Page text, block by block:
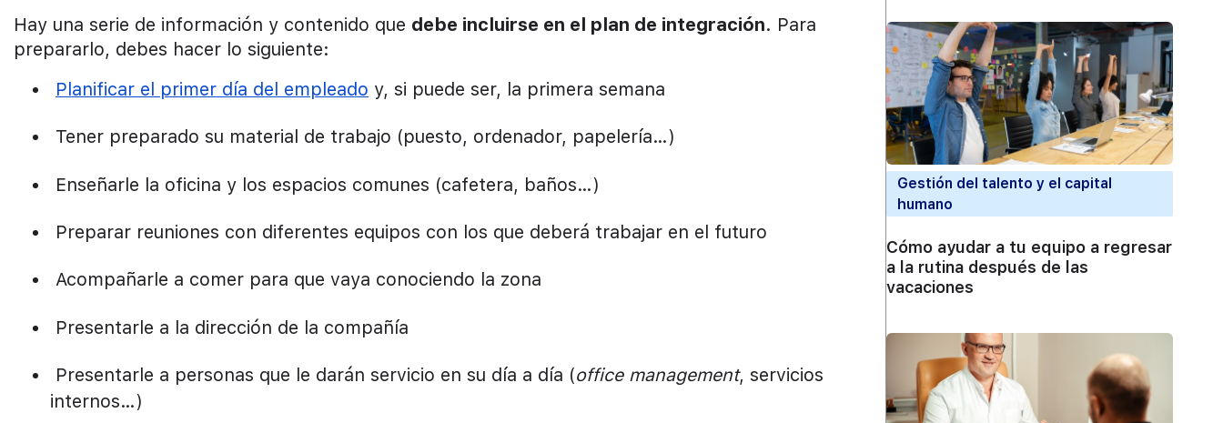
Hay una serie de información y contenido que debe incluirse en el plan de integración. Para
prepararlo, debes hacer lo siguiente:
Planificar el primer día del empleado y, si puede ser, la primera semana
Tener preparado su material de trabajo (puesto, ordenador, papelería…)
Enseñarle la oficina y los espacios comunes (cafetera, baños…)
Preparar reuniones con diferentes equipos con los que deberá trabajar en el futuro
Acompañarle a comer para que vaya conociendo la zona
Presentarle a la dirección de la compañía
Presentarle a personas que le darán servicio en su día a día (office management, servicios
internos…)
Gestión del talento y el capital
humano
Cómo ayudar a tu equipo a regresar
a la rutina después de las
vacaciones